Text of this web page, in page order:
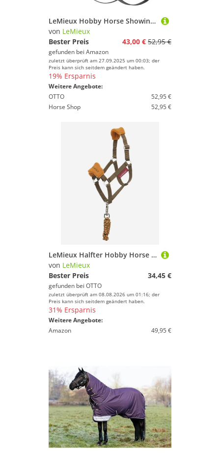
LeMieux Hobby Horse Showing Trensenzaum - passend für Hobbypferde - Leder mit funktionalen Schnallen - Show Stirnband - schwarz
von LeMieux
Bester Preis
43,00 € 52,95 €
gefunden bei Amazon
zuletzt überprüft am 27.09.2025 um 00:03; der
Preis kann sich seitdem geändert haben.
19% Ersparnis
Weitere Angebote:
OTTO
52,95 €
Horse Shop
52,95 €
LeMieux Halfter Hobby Horse Halfter Vogue Alpine
von LeMieux
Bester Preis
34,45 €
gefunden bei OTTO
zuletzt überprüft am 08.08.2026 um 01:16; der
Preis kann sich seitdem geändert haben.
31% Ersparnis
Weitere Angebote:
Amazon
49,95 €